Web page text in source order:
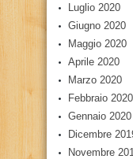
Luglio 2020
Giugno 2020
Maggio 2020
Aprile 2020
Marzo 2020
Febbraio 2020
Gennaio 2020
Dicembre
Novembre